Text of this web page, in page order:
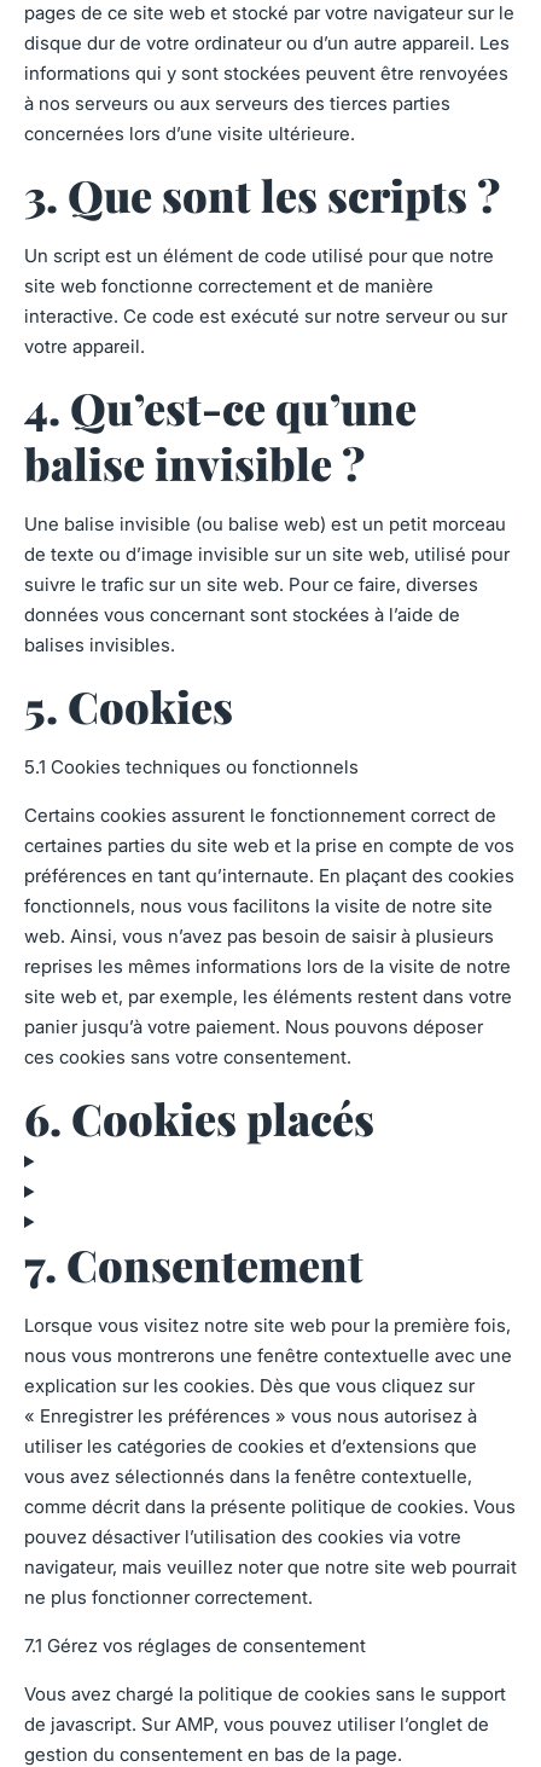
pages de ce site web et stocké par votre navigateur sur le
disque dur de votre ordinateur ou d’un autre appareil. Les
informations qui y sont stockées peuvent être renvoyées
à nos serveurs ou aux serveurs des tierces parties
concernées lors d’une visite ultérieure.
3. Que sont les scripts ?
Un script est un élément de code utilisé pour que notre
site web fonctionne correctement et de manière
interactive. Ce code est exécuté sur notre serveur ou sur
votre appareil.
4. Qu’est-ce qu’une
balise invisible ?
Une balise invisible (ou balise web) est un petit morceau
de texte ou d’image invisible sur un site web, utilisé pour
suivre le trafic sur un site web. Pour ce faire, diverses
données vous concernant sont stockées à l’aide de
balises invisibles.
5. Cookies
5.1 Cookies techniques ou fonctionnels
Certains cookies assurent le fonctionnement correct de
certaines parties du site web et la prise en compte de vos
préférences en tant qu’internaute. En plaçant des cookies
fonctionnels, nous vous facilitons la visite de notre site
web. Ainsi, vous n’avez pas besoin de saisir à plusieurs
reprises les mêmes informations lors de la visite de notre
site web et, par exemple, les éléments restent dans votre
panier jusqu’à votre paiement. Nous pouvons déposer
ces cookies sans votre consentement.
6. Cookies placés
7. Consentement
Lorsque vous visitez notre site web pour la première fois,
nous vous montrerons une fenêtre contextuelle avec une
explication sur les cookies. Dès que vous cliquez sur
« Enregistrer les préférences » vous nous autorisez à
utiliser les catégories de cookies et d’extensions que
vous avez sélectionnés dans la fenêtre contextuelle,
comme décrit dans la présente politique de cookies. Vous
pouvez désactiver l’utilisation des cookies via votre
navigateur, mais veuillez noter que notre site web pourrait
ne plus fonctionner correctement.
7.1 Gérez vos réglages de consentement
Vous avez chargé la politique de cookies sans le support
de javascript. Sur AMP, vous pouvez utiliser l’onglet de
gestion du consentement en bas de la page.